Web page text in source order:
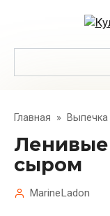
Главная » Выпечка
Ленивые хачапури с
сыром
MarineLadon